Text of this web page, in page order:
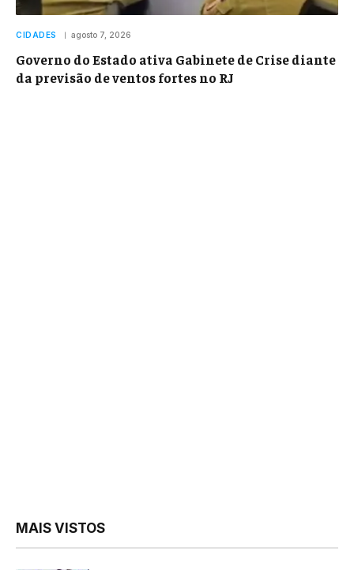
CIDADES agosto 7, 2026
Governo do Estado ativa Gabinete de Crise diante
da previsão de ventos fortes no RJ
MAIS VISTOS